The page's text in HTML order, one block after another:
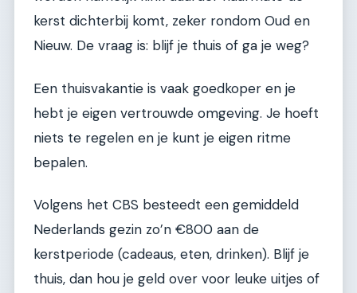
kerst dichterbij komt, zeker rondom Oud en
Nieuw. De vraag is: blijf je thuis of ga je weg?
Een thuisvakantie is vaak goedkoper en je
hebt je eigen vertrouwde omgeving. Je hoeft
niets te regelen en je kunt je eigen ritme
bepalen.
Volgens het CBS besteedt een gemiddeld
Nederlands gezin zo’n €800 aan de
kerstperiode (cadeaus, eten, drinken). Blijf je
thuis, dan hou je geld over voor leuke uitjes of